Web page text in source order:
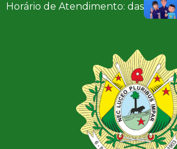
Horário de Atendimento: das 7h às